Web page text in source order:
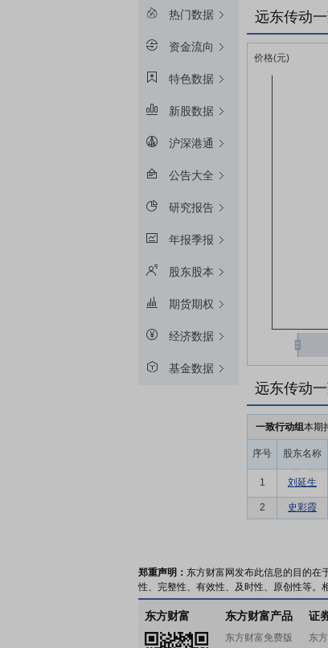
热门数据
资金流向
特色数据
新股数据
沪深港通
公告大全
研究报告
年报季报
股东股本
期货期权
经济数据
基金数据
远东传动
远东传动
一致行动组本期
序号 股东名称
1 刘延生
2 史彩霞
郑重声明： 东方财富网发布此信息的目的在
性、完整性、有效性、及时性、原创性等。
东方财富 东方财富产品
东方财富免费版
证
东